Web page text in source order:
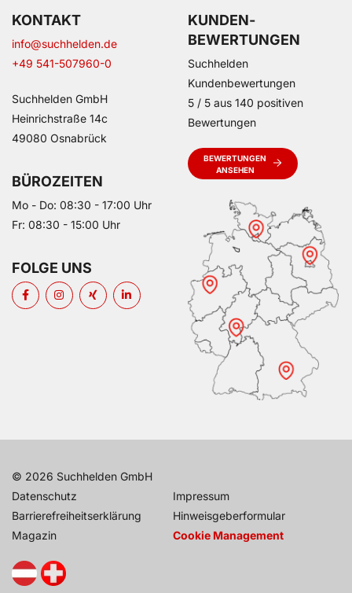
KONTAKT
info@suchhelden.de
+49 541-507960-0
Suchhelden GmbH
Heinrichstraße 14c
49080 Osnabrück
BÜROZEITEN
Mo - Do: 08:30 - 17:00 Uhr
Fr: 08:30 - 15:00 Uhr
FOLGE UNS
KUNDEN­
BEWERTUNGEN
Suchhelden
Kundenbewertungen
5 / 5 aus 140 positiven
Bewertungen
BEWERTUNGEN
ANSEHEN
© 2026 Suchhelden GmbH
Datenschutz
Impressum
Barrierefreiheitserklärung
Hinweisgeberformular
Magazin
Cookie Management